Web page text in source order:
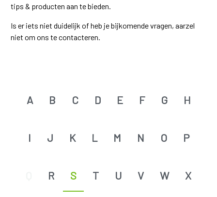
tips & producten aan te bieden.
Is er iets niet duidelijk of heb je bijkomende vragen, aarzel
niet om ons te contacteren.
A B C D E F G H
I J K L M N O P
R S T U V W X